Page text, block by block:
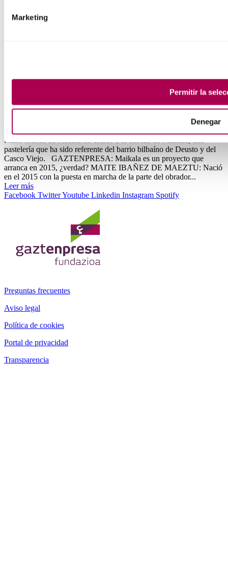
Marketing
Permitir la
Denegar
Octubre 9, 2024
Maite Ibáñez de Maeztu ha estado a la cabeza de Maikala, una
pastelería que ha sido referente del barrio bilbaíno de Deusto y del
Casco Viejo. GAZTENPRESA: Maikala es un proyecto que
arranca en 2015, ¿verdad? MAITE IBAÑEZ DE MAEZTU: Nació
en el 2015 con la puesta en marcha de la parte del obrador...
Leer más
Facebook TwitterYoutube Linkedin Instagram Spotify
Preguntas frecuentes
Aviso legal
Política de cookies
Portal de privacidad
Transparencia